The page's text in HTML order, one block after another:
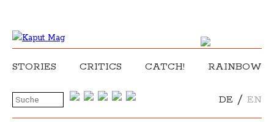
STORIES CRITICS CATCH! RAINBOW
DE / EN